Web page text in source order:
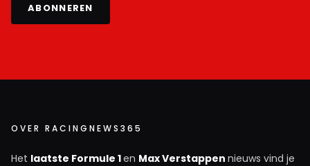
ABONNEREN
OVER RACINGNEWS365
Het laatste Formule 1en Max Verstappen nieuws vind je